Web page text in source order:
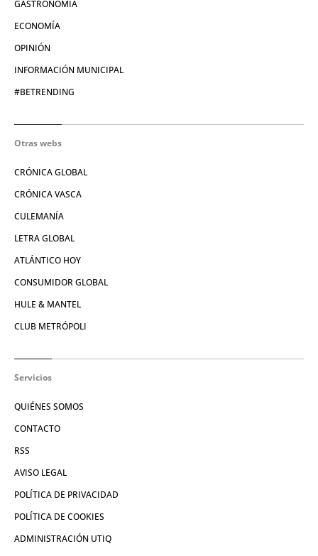
GASTRONOMÍA
ECONOMÍA
OPINIÓN
INFORMACIÓN MUNICIPAL
#BETRENDING
Otras webs
CRÓNICA GLOBAL
CRÓNICA VASCA
CULEMANÍA
LETRA GLOBAL
ATLÁNTICO HOY
CONSUMIDOR GLOBAL
HULE & MANTEL
CLUB METRÓPOLI
Servicios
QUIÉNES SOMOS
CONTACTO
RSS
AVISO LEGAL
POLÍTICA DE PRIVACIDAD
POLÍTICA DE COOKIES
ADMINISTRACIÓN UTIQ